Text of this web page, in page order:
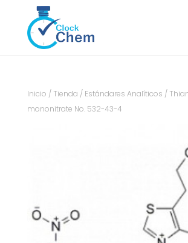
Inicio / Tienda / Estándares Analíticos /
mononitrate No. 532-43-4